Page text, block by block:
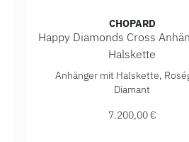
Halskette, Ref: 799450-5201,
CHOPARD
Happy Diamonds Cross
Halskette
Chopard Happy Diamonds
Anhänger mit Halskette,
Diamant
7.200,00 €